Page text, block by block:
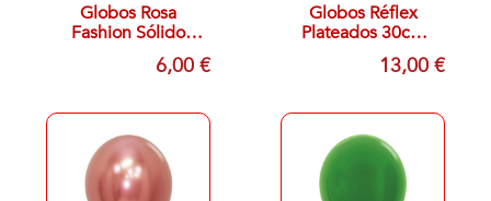
Globos Rosa
Fashion Sólido
13cm Sempertex
R5-009 (100)6,00 €
Globos Réflex
Plateados 30cm
Sempertex R12-
981 (50)13,00 €